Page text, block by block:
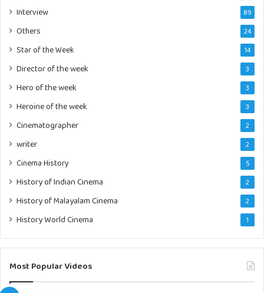
Interview 89
Others 24
Star of the Week 14
Director of the week 3
Hero of the week 3
Heroine of the week 3
Cinematographer 2
writer 2
Cinema History 5
History of Indian Cinema 2
History of Malayalam Cinema 2
History World Cinema 1
Most Popular Videos